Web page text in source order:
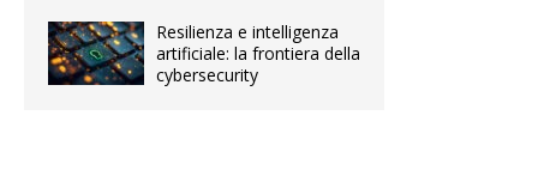
Resilienza e intelligenza
artificiale: la frontiera della
cybersecurity